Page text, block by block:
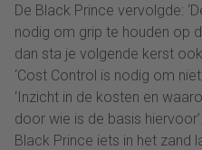
De Black Prince vervolgde:
nodig om grip te houden op
dan sta je volgende kerst
‘Cost Control is nodig om
‘Inzicht in de kosten en
door wie is de basis
Black Prince iets in het zand